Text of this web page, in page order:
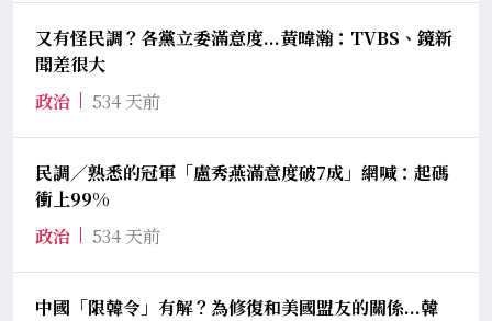
又有怪民調？各黨立委滿意度...黃暐瀚：TVBS、鏡新
聞差很大
政治
534 天前
民調／熟悉的冠軍「盧秀燕滿意度破7成」網喊：起碼
衝上99%
政治
534 天前
中國「限韓令」有解？為修復和美國盟友的關係...韓